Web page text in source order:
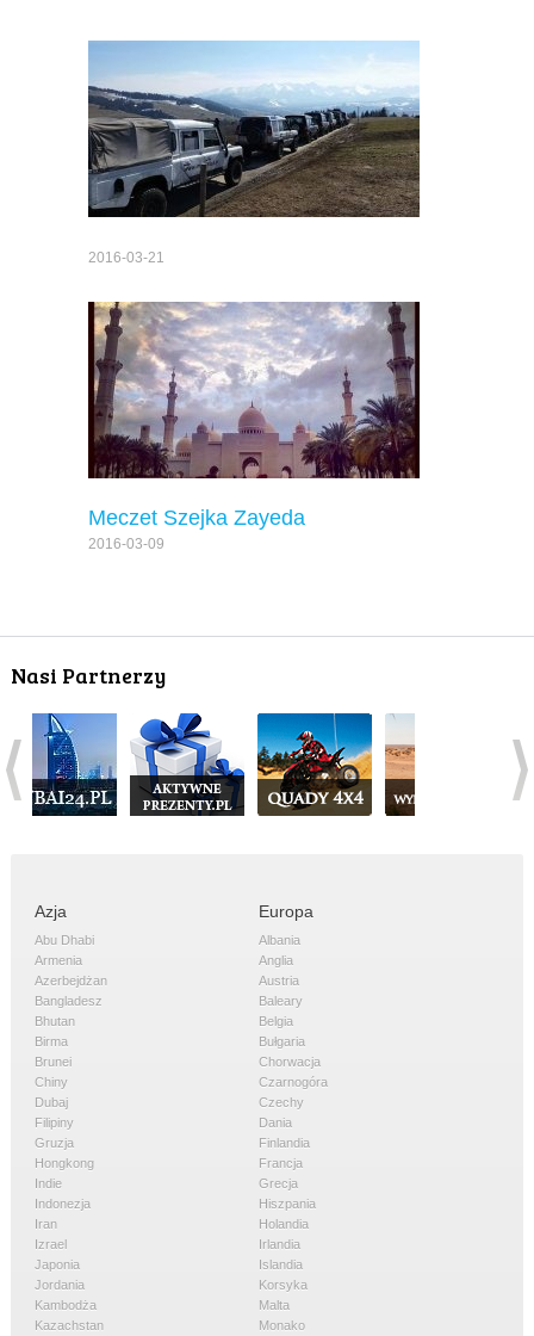
2016-03-21
Meczet Szejka Zayeda
2016-03-09
Nasi Partnerzy
Azja
Abu Dhabi
Armenia
Azerbejdżan
Bangladesz
Bhutan
Birma
Brunei
Chiny
Dubaj
Filipiny
Gruzja
Hongkong
Indie
Indonezja
Iran
Izrael
Japonia
Jordania
Kambodża
Kazachstan
Europa
Albania
Anglia
Austria
Baleary
Belgia
Bułgaria
Chorwacja
Czarnogóra
Czechy
Dania
Finlandia
Francja
Grecja
Hiszpania
Holandia
Irlandia
Islandia
Korsyka
Malta
Monako